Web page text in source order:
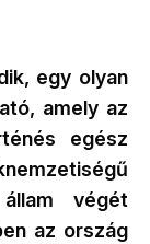
egy olyan
amely az
egész
végét
az ország